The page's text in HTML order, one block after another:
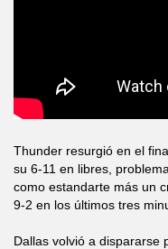
Thunder resurgió en el
su 6-11 en libres,
como estandarte más un
9-2 en los últimos tres
Dallas volvió a dispararse